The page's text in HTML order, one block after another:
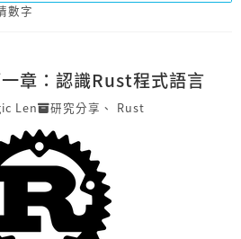
數字
章：認識Rust程式語言
Len 研究分享 、 Rust